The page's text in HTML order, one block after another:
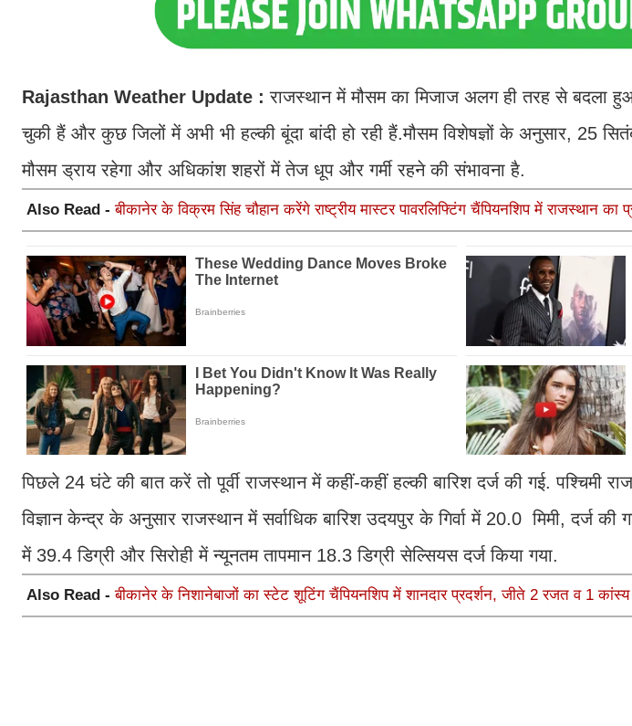
Rajasthan Weather Update :राजस्थान में मौसम का मिजाज अलग ही तरह से बदला
चुकी हैं और कुछ जिलों में अभी भी हल्की बूंदा बांदी हो रही हैं.मौसम विशेषज्ञों के अनुसार, 25
मौसम ड्राय रहेगा और अधिकांश शहरों में तेज धूप और गर्मी रहने की संभावना है.
Also Read -बीकानेर के विक्रम सिंह चौहान करेंगे राष्ट्रीय मास्टर पावरलिफ्टिंग चैंपियनशिप में राजस्थान का
पिछले 24 घंटे की बात करें तो पूर्वी राजस्थान में कहीं-कहीं हल्की बारिश दर्ज की गई. पश्चिमी
विज्ञान केन्द्र के अनुसार राजस्थान में सर्वाधिक बारिश उदयपुर के गिर्वा में 20.0 मिमी, दर्ज
में 39.4 डिग्री और सिरोही में न्यूनतम तापमान 18.3 डिग्री सेल्सियस दर्ज किया गया.
Also Read -बीकानेर के निशानेबाजों का स्टेट शूटिंग चैंपियनशिप में शानदार प्रदर्शन, जीते 2 रजत व 1